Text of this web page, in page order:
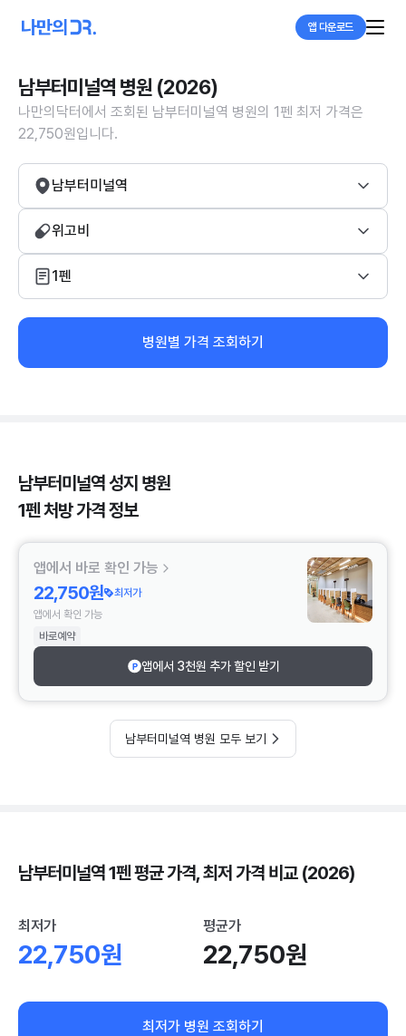
앱 다운로드
남부터미널역 병원 (2026)
나만의닥터에서 조회된 남부터미널역 병원의 1펜 최저 가격은
22,750원입니다.
남부터미널역
위고비
1펜
병원별 가격 조회하기
남부터미널역 성지 병원
1펜 처방 가격 정보
앱에서 바로 확인 가능
22,750원
최저가
앱에서 확인 가능
바로예약
앱에서 3천원 추가 할인 받기
남부터미널역 병원 모두 보기
남부터미널역 1펜 평균 가격, 최저 가격 비교 (2026)
최저가
22,750원
평균가
22,750원
최저가 병원 조회하기